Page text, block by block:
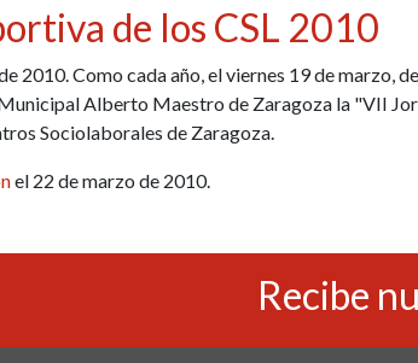
de los CSL 2010
2010. Como cada año, el viernes 19 de marzo,
Alberto Maestro de Zaragoza la "VII
Sociolaborales de Zaragoza.
el 22 de marzo de 2010.
Recibe